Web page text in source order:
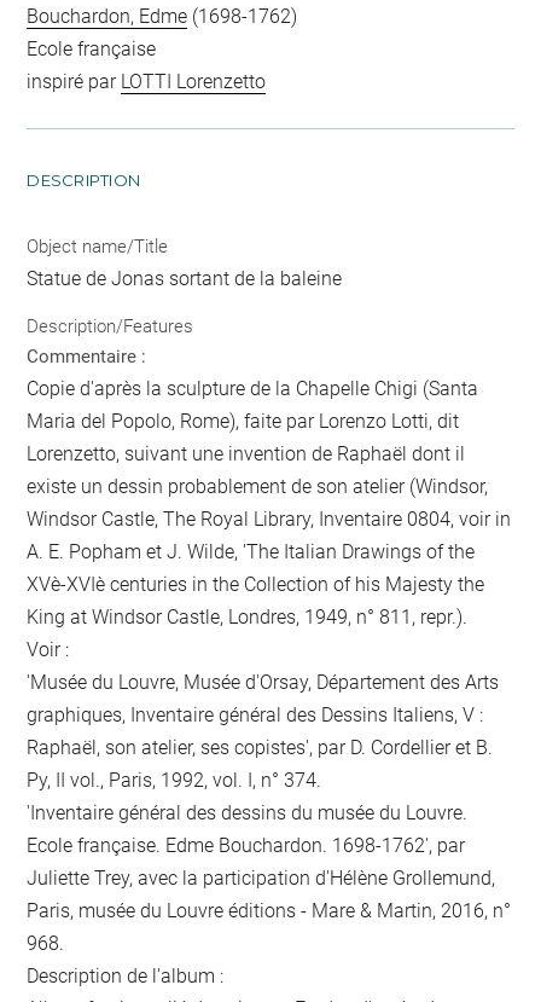
Bouchardon, Edme (1698-1762)
Ecole française
inspiré par LOTTI Lorenzetto
DESCRIPTION
Object name/Title
Statue de Jonas sortant de la baleine
Description/Features
Commentaire :
Copie d'après la sculpture de la Chapelle Chigi (Santa
Maria del Popolo, Rome), faite par Lorenzo Lotti, dit
Lorenzetto, suivant une invention de Raphaël dont il
existe un dessin probablement de son atelier (Windsor,
Windsor Castle, The Royal Library, Inventaire 0804, voir in
A. E. Popham et J. Wilde, 'The Italian Drawings of the
XVè-XVIè centuries in the Collection of his Majesty the
King at Windsor Castle, Londres, 1949, n° 811, repr.).
Voir :
'Musée du Louvre, Musée d'Orsay, Département des Arts
graphiques, Inventaire général des Dessins Italiens, V :
Raphaël, son atelier, ses copistes', par D. Cordellier et B.
Py, II vol., Paris, 1992, vol. I, n° 374.
'Inventaire général des dessins du musée du Louvre.
Ecole française. Edme Bouchardon. 1698-1762', par
Juliette Trey, avec la participation d'Hélène Grollemund,
Paris, musée du Louvre éditions - Mare & Martin, 2016, n°
968.
Description de l'album :